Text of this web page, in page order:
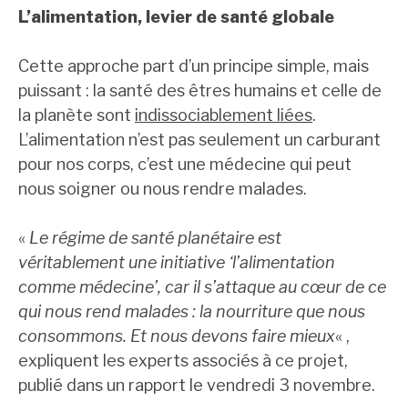
L’alimentation, levier de santé globale
Cette approche part d’un principe simple, mais
puissant : la santé des êtres humains et celle de
la planète sont indissociablement liées.
L’alimentation n’est pas seulement un carburant
pour nos corps, c’est une médecine qui peut
nous soigner ou nous rendre malades.
« Le régime de santé planétaire est
véritablement une initiative ‘l’alimentation
comme médecine’, car il s’attaque au cœur de ce
qui nous rend malades : la nourriture que nous
consommons. Et nous devons faire mieux« ,
expliquent les experts associés à ce projet,
publié dans un rapport le vendredi 3 novembre.